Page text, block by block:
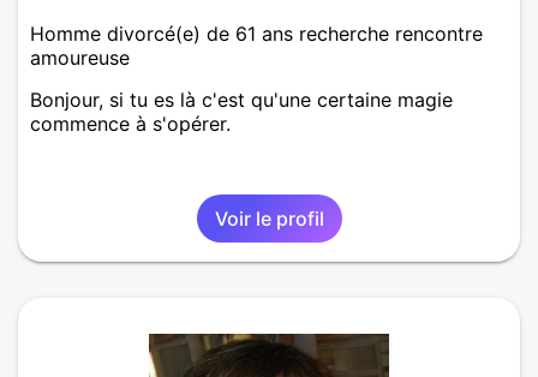
Homme divorcé(e) de 61 ans recherche rencontre
amoureuse
Bonjour, si tu es là c'est qu'une certaine magie
commence à s'opérer.
Voir le profil